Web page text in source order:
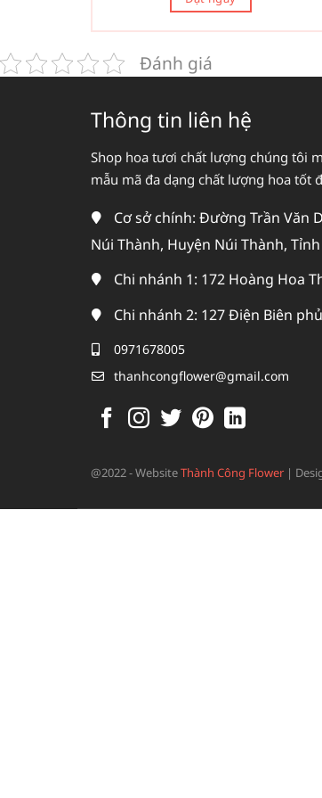
Đánh giá
Thông tin liên hệ
Shop hoa tươi chất lượng chúng tôi
mẫu mã đa dạng chất lượng hoa tốt
Cơ sở chính: Đường Trần Văn
Núi Thành, Huyện Núi Thành,
Chi nhánh 1: 172 Hoàng Hoa
Chi nhánh 2: 127 Điện Biên
0971678005
thanhcongflower@gmail.com
@2022 - WebsiteThành Công Flower |